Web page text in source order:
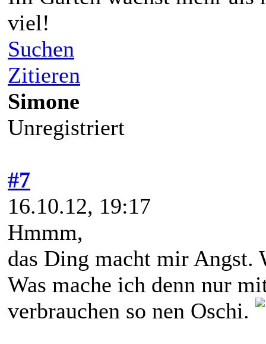
viel!
Suchen
Zitieren
Simone
Unregistriert
#7
16.10.12, 19:17
Hmmm,
das Ding macht mir Angst.
Was mache ich denn nur
verbrauchen so nen Oschi.